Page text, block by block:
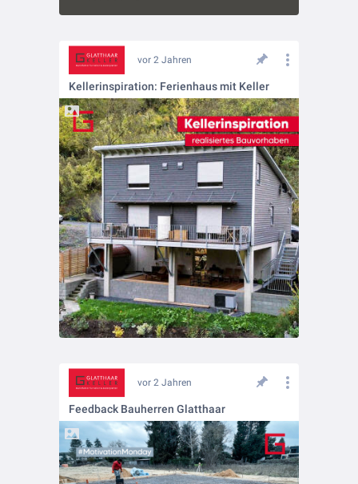
vor 2 Jahren
Kellerinspiration: Ferienhaus mit Keller
vor 2 Jahren
Feedback Bauherren Glatthaar